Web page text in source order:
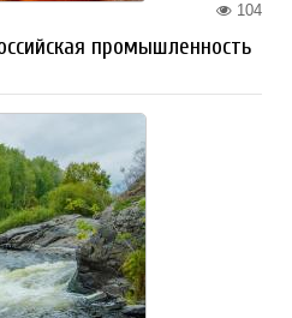
104
промышленность